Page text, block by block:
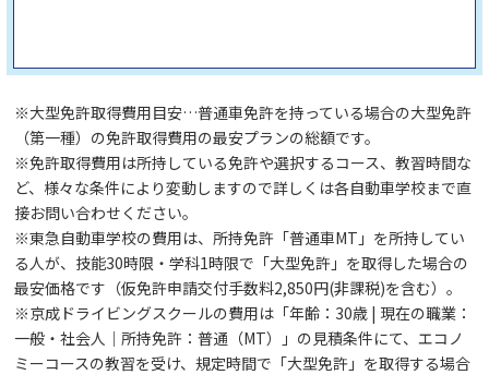
※大型免許取得費用目安…普通車免許を持っている場合の大型免許
（第一種）の免許取得費用の最安プランの総額です。
※免許取得費用は所持している免許や選択するコース、教習時間な
ど、様々な条件により変動しますので詳しくは各自動車学校まで直
接お問い合わせください。
※東急自動車学校の費用は、所持免許「普通車MT」を所持してい
る人が、技能30時限・学科1時限で「大型免許」を取得した場合の
最安価格です（仮免許申請交付手数料2,850円(非課税)を含む）。
※京成ドライビングスクールの費用は「年齢：30歳 | 現在の職業：
一般・社会人｜所持免許：普通（MT）」の見積条件にて、エコノ
ミーコースの教習を受け、規定時間で「大型免許」を取得する場合